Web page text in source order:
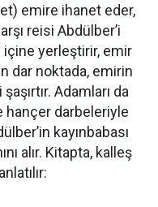
emire ihanet eder,
reisi Abdülber’i
içine yerleştirir, emir
dar noktada, emirin
Adamları da
hançer darbeleriyle
kayınbabası
alır. Kitapta, kalleş